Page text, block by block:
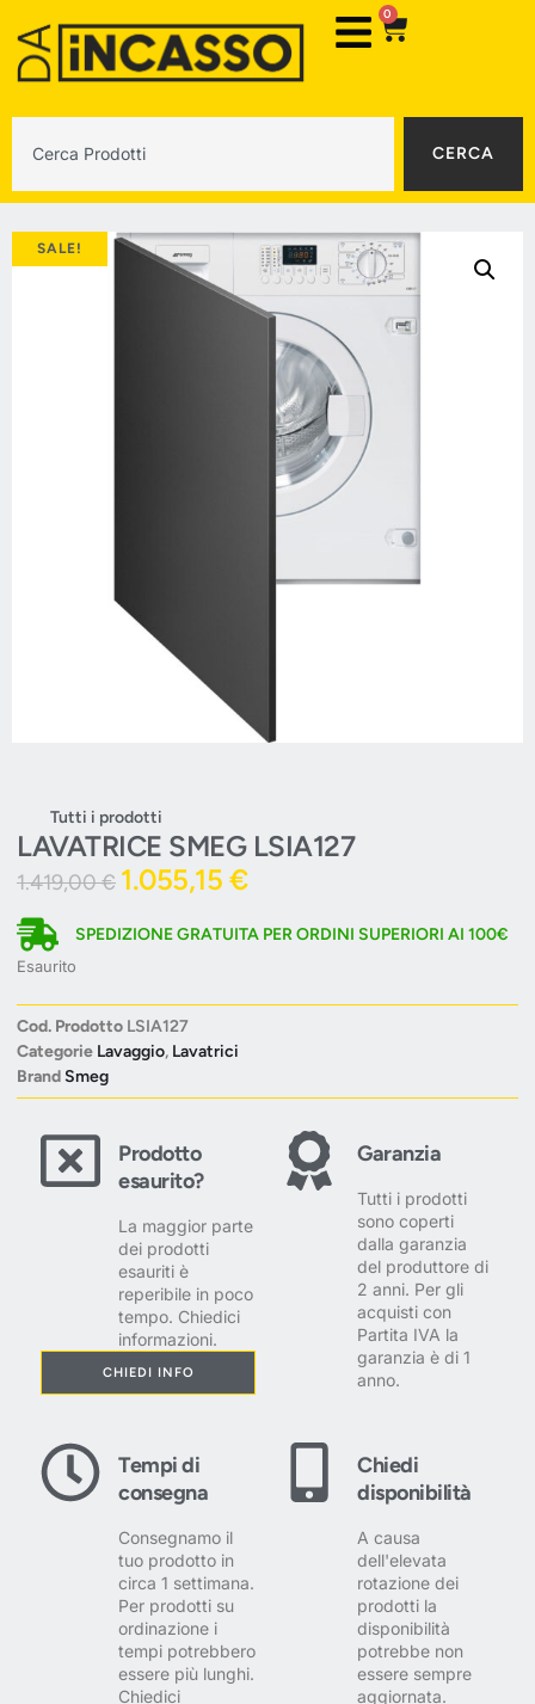
0
CERCA
SALE!
Tutti i prodotti
LAVATRICE SMEG LSIA127
1.419,00€ 1.055,15 €
SPEDIZIONE GRATUITA PER ORDINI SUPERIORI AI 100€
Esaurito
Cod. Prodotto LSIA127
Categorie Lavaggio, Lavatrici
BrandSmeg
Prodotto
esaurito?
La maggior parte
dei prodotti
esauriti è
reperibile in poco
tempo. Chiedici
informazioni.
CHIEDI INFO
Garanzia
Tutti i prodotti
sono coperti
dalla garanzia
del produttore di
2 anni. Per gli
acquisti con
Partita IVA la
garanzia è di 1
anno.
Tempi di
consegna
Consegnamo il
tuo prodotto in
circa 1 settimana.
Per prodotti su
ordinazione i
tempi potrebbero
essere più lunghi.
Chiedici
Chiedi
disponibilità
A causa
dell'elevata
rotazione dei
prodotti la
disponibilità
potrebbe non
essere sempre
aggiornata.